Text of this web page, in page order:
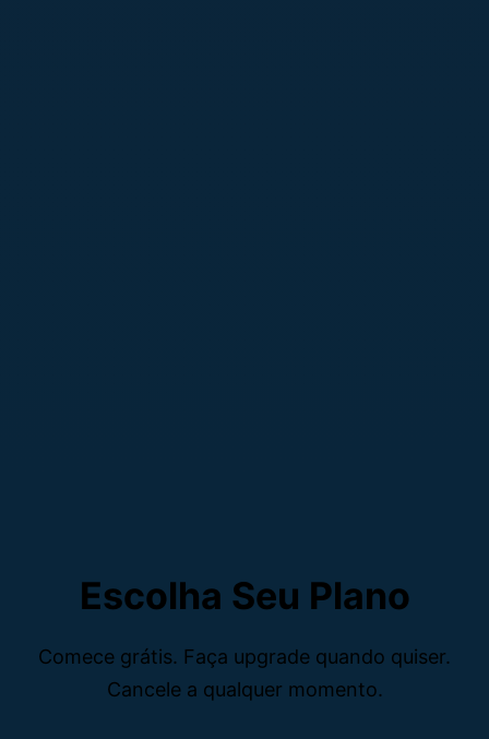
Escolha Seu Plano
Comece grátis. Faça upgrade quando quiser.
Cancele a qualquer momento.